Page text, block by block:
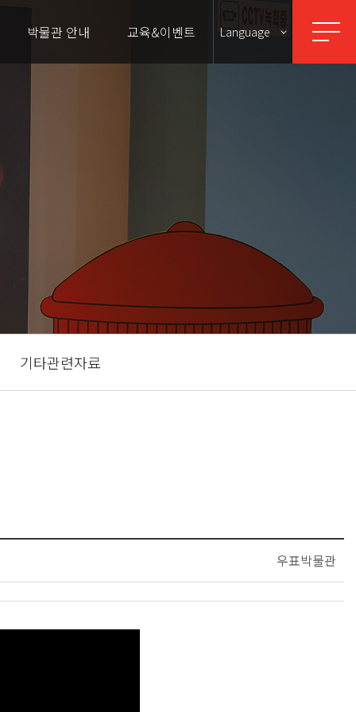
박물관 안내 교육&이벤트 Language
기타관련자료
우표박물관